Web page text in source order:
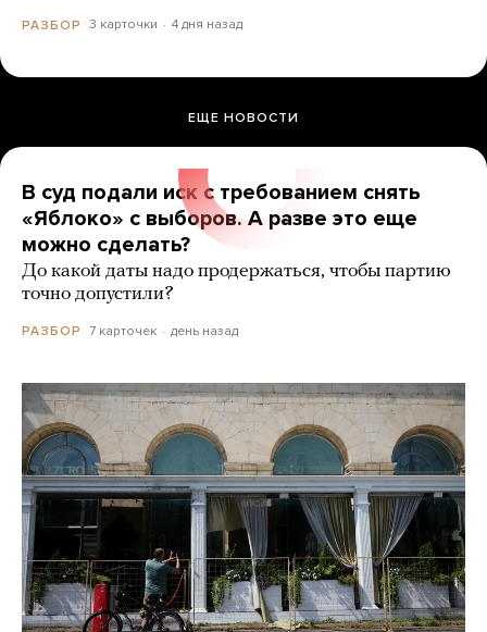
РАЗБОР 3 карточки 4 дня назад
ЕЩЕ НОВОСТИ
В суд подали иск с требованием снять
«Яблоко» с выборов. А разве это еще
можно сделать?
До какой даты надо продержаться, чтобы партию
точно допустили?
РАЗБОР 7 карточек день назад